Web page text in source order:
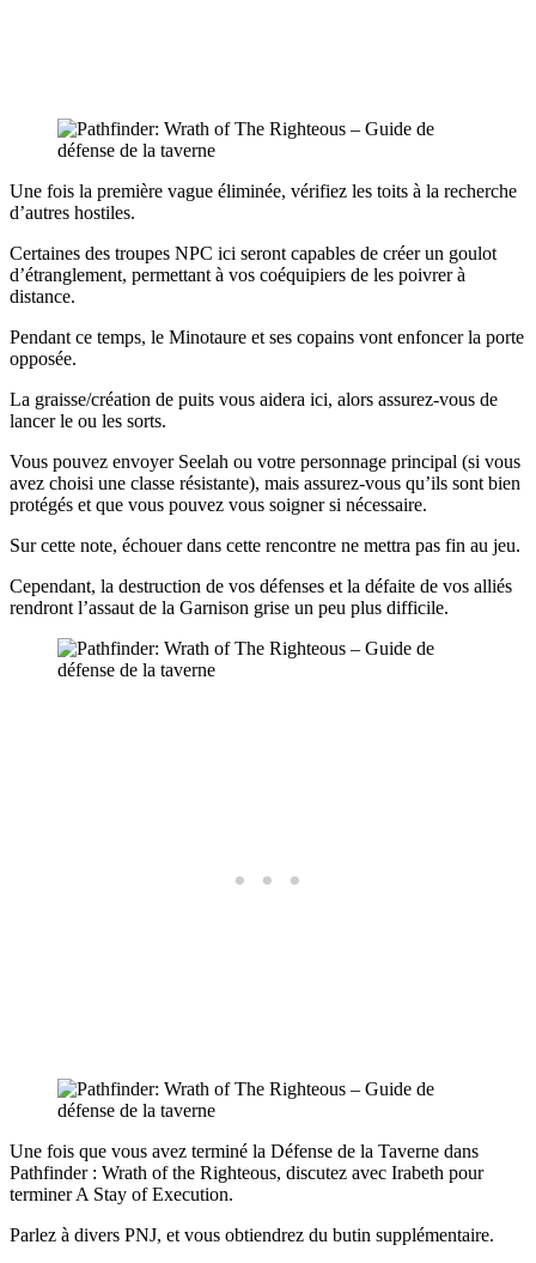
Une fois la première vague éliminée, vérifiez les toits à la recherche
d’autres hostiles.
Certaines des troupes NPC ici seront capables de créer un goulot
d’étranglement, permettant à vos coéquipiers de les poivrer à
distance.
Pendant ce temps, le Minotaure et ses copains vont enfoncer la porte
opposée.
La graisse/création de puits vous aidera ici, alors assurez-vous de
lancer le ou les sorts.
Vous pouvez envoyer Seelah ou votre personnage principal (si vous
avez choisi une classe résistante), mais assurez-vous qu’ils sont bien
protégés et que vous pouvez vous soigner si nécessaire.
Sur cette note, échouer dans cette rencontre ne mettra pas fin au jeu.
Cependant, la destruction de vos défenses et la défaite de vos alliés
rendront l’assaut de la Garnison grise un peu plus difficile.
Une fois que vous avez terminé la Défense de la Taverne dans
Pathfinder : Wrath of the Righteous, discutez avec Irabeth pour
terminer A Stay of Execution.
Parlez à divers PNJ, et vous obtiendrez du butin supplémentaire.